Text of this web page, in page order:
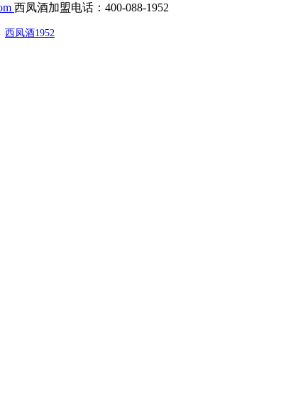
西凤酒加盟电话：400-088-1952
西凤酒1952